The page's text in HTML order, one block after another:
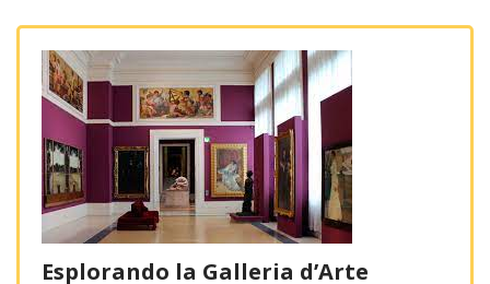
Esplorando la Galleria d’Arte